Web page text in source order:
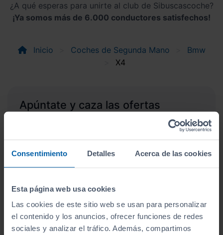
Consentimiento Detalles Acerca de las cookies
Esta página web usa cookies
Las cookies de este sitio web se usan para personalizar
el contenido y los anuncios, ofrecer funciones de redes
sociales y analizar el tráfico. Además, compartimos
¿A qué esperas para unirte al club de Sibuscascoche?
¡Ya somos más de 6.000 conductores satisfechos!
Inicio Coches de Segunda Mano
Bmw
X4
Apúntate y caza las ofertas
Apúntate a nuestro boletín y serás el primero en
Correo electrónico
Acepto lapolítica de privacidad.
Acepto recibir información